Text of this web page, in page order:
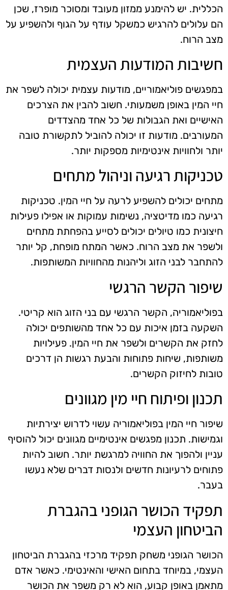
הכללית. יש להימנע ממזון מעובד ומסוכר מופרז, שכן
הם עלולים להרגיש כמשקל עודף על הגוף ולהשפיע על
מצב הרוח.
חשיבות המודעות העצמית
במפגשים פוליאמוריים, מודעות עצמית יכולה לשפר את
חיי המין באופן משמעותי. חשוב להבין את הצרכים
האישיים ואת הגבולות של כל אחד מהצדדים
המעורבים. מודעות זו יכולה להוביל לתקשורת טובה
יותר ולחוויות אינטימיות מספקות יותר.
טכניקות רגיעה וניהול מתחים
מתחים יכולים להשפיע לרעה על חיי המין. טכניקות
רגיעה כמו מדיטציה, נשימות עמוקות או אפילו פעילות
חיצונית כמו טיולים יכולים לסייע בהפחתת מתחים
ולשפר את מצב הרוח. כאשר המתח מופחת, קל יותר
להתחבר לבני הזוג וליהנות מהחוויות המשותפות.
שיפור הקשר הרגשי
בפוליאמוריה, הקשר הרגשי עם בני הזוג הוא קריטי.
השקעה בזמן איכות עם כל אחד מהשותפים יכולה
לחזק את הקשרים ולשפר את חיי המין. פעילויות
משותפות, שיחות פתוחות והבעת רגשות הן דרכים
טובות לחיזוק הקשרים.
תכנון ופיתוח חיי מין מגוונים
שיפור חיי המין בפוליאמוריה עשוי לדרוש יצירתיות
וגמישות. תכנון מפגשים אינטימיים מגוונים יכול להוסיף
עניין ולהפוך את החוויה למרגשת יותר. חשוב להיות
פתוחים לרעיונות חדשים ולנסות דברים שלא נעשו
בעבר.
תפקיד הכושר הגופני בהגברת
הביטחון העצמי
הכושר הגופני משחק תפקיד מרכזי בהגברת הביטחון
העצמי, במיוחד בתחום האישי והאינטימי. כאשר אדם
מתאמן באופן קבוע, הוא לא רק משפר את הכושר